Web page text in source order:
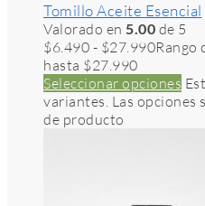
Tomillo Aceite Esencial
Valorado en 5.00 de 5
$6.490 - $27.990Rango
hasta $27.990
Seleccionar opciones
variantes. Las opciones
de producto